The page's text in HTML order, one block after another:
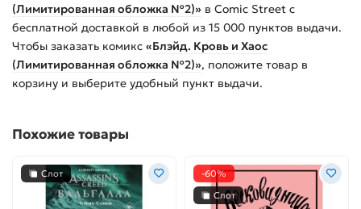
(Лимитированная обложка №2)» в Comic Street с
бесплатной доставкой в любой из 15 000 пунктов выдачи.
Чтобы заказать комикс «Блэйд. Кровь и Хаос
(Лимитированная обложка №2)», положите товар в
корзину и выберите удобный пункт выдачи.
Похожие товары
Слот
-60%
Слот